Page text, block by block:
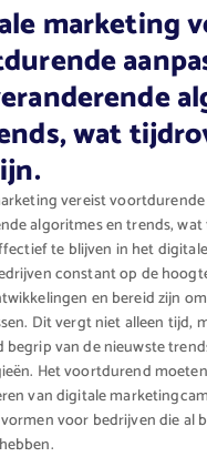
marketing
wat
vereist voortdurende
algoritmes en trends,
te blijven in het
constant op de
en bereid zijn
Dit vergt niet alleen tijd,
begrip van de nieuwste
Het voortdurend
van digitale
voor bedrijven die al